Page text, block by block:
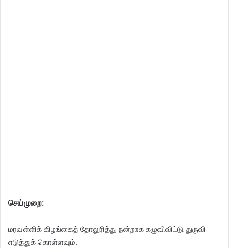
செய்முறை:
மரவள்ளிக் கிழங்கைத் தோலுரித்து நன்றாக கழுவிவிட்டு துருவி
எடுத்துக் கொள்ளவும்.